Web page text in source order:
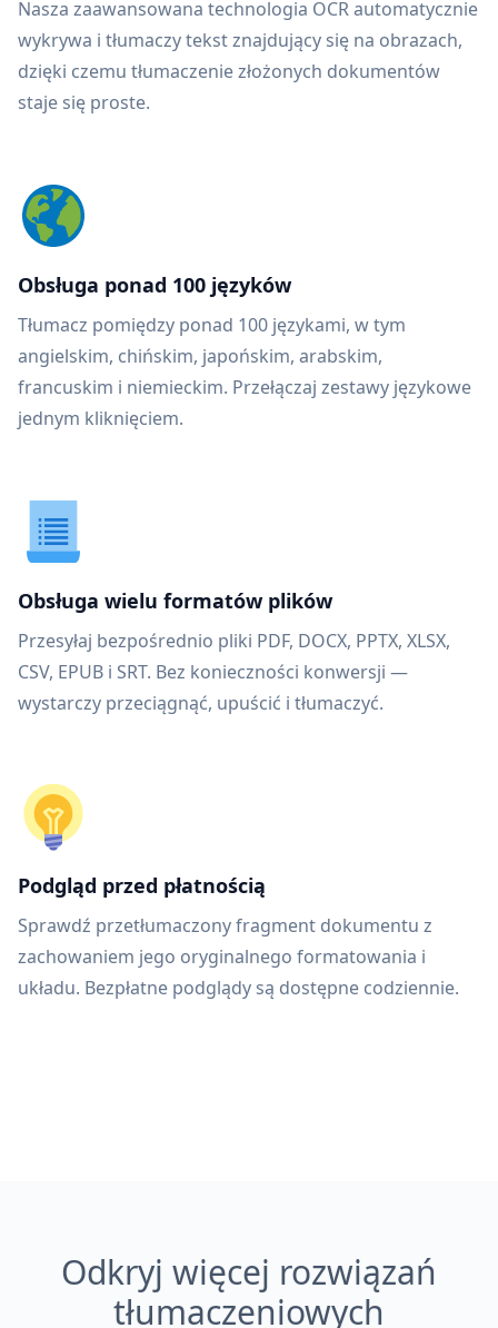
Nasza zaawansowana technologia OCR automatycznie
wykrywa i tłumaczy tekst znajdujący się na obrazach,
dzięki czemu tłumaczenie złożonych dokumentów
staje się proste.
Obsługa ponad 100 języków
Tłumacz pomiędzy ponad 100 językami, w tym
angielskim, chińskim, japońskim, arabskim,
francuskim i niemieckim. Przełączaj zestawy językowe
jednym kliknięciem.
Obsługa wielu formatów plików
Przesyłaj bezpośrednio pliki PDF, DOCX, PPTX, XLSX,
CSV, EPUB i SRT. Bez konieczności konwersji —
wystarczy przeciągnąć, upuścić i tłumaczyć.
Podgląd przed płatnością
Sprawdź przetłumaczony fragment dokumentu z
zachowaniem jego oryginalnego formatowania i
układu. Bezpłatne podglądy są dostępne codziennie.
Odkryj więcej rozwiązań
tłumaczeniowych